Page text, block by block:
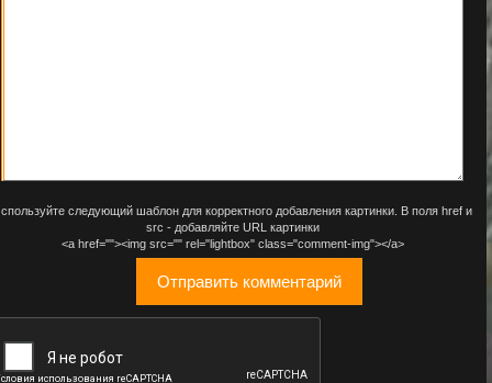
следующий шаблон для корректного добавления картинки. В поля href и
src - добавляйте URL картинки
<a href=""><img src="" rel="lightbox" class="comment-img"></a>